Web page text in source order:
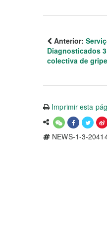
Anterior:
Diagnosticados
colectiva de gripe
Imprimir esta
NEWS-1-3-